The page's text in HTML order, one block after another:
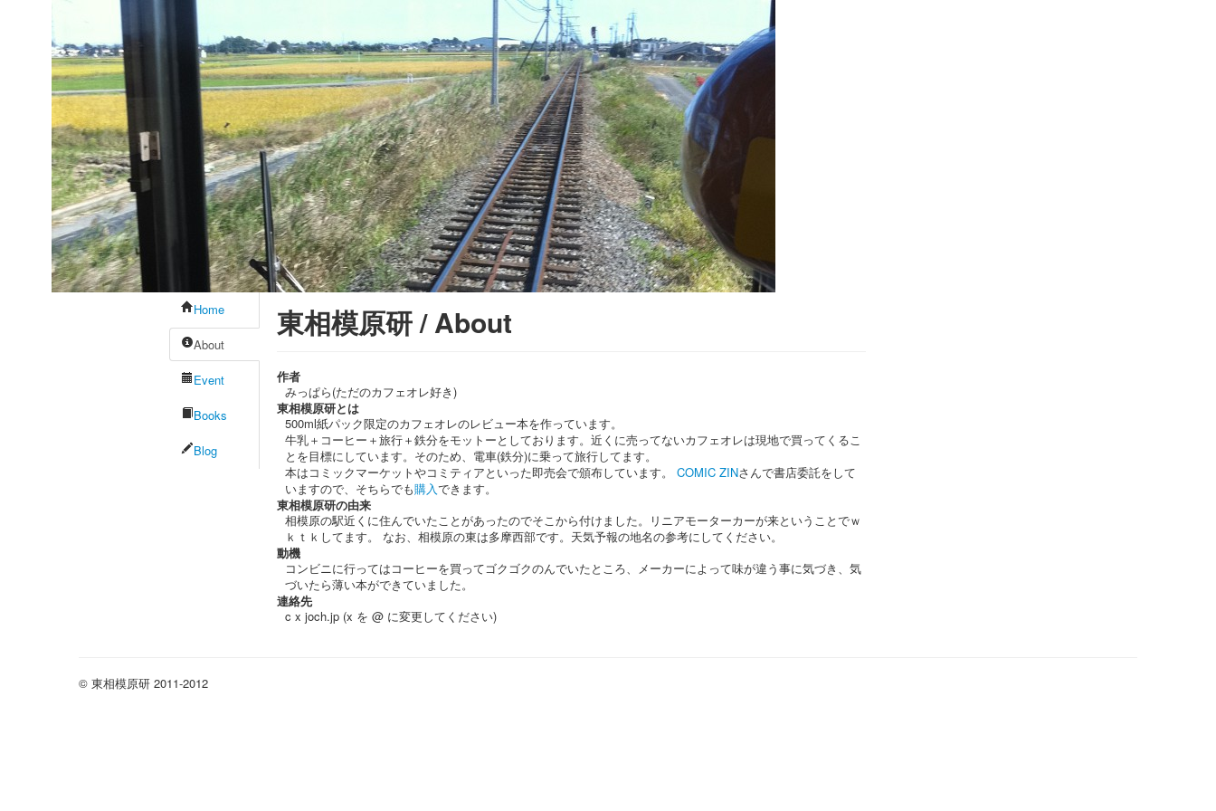
Home
About
Event
Books
Blog
東相模原研 / About
作者
みっぱら(ただのカフェオレ好き)
東相模原研とは
500ml紙パック限定のカフェオレのレビュー本を作っています。
牛乳＋コーヒー＋旅行＋鉄分をモットーとしております。近くに売ってないカフェオレは現地で買ってくるこ
とを目標にしています。そのため、電車(鉄分)に乗って旅行してます。
本はコミックマーケットやコミティアといった即売会で頒布しています。 COMIC ZINさんで書店委託をして
いますので、そちらでも購入できます。
東相模原研の由来
相模原の駅近くに住んでいたことがあったのでそこから付けました。リニアモーターカーが来ということでｗ
ｋｔｋしてます。 なお、相模原の東は多摩西部です。天気予報の地名の参考にしてください。
動機
コンビニに行ってはコーヒーを買ってゴクゴクのんでいたところ、メーカーによって味が違う事に気づき、気
づいたら薄い本ができていました。
連絡先
c x joch.jp (x を @ に変更してください)
© 東相模原研 2011-2012